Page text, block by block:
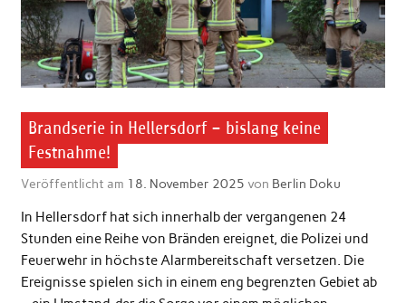
Brandserie in Hellersdorf – bislang keine
Festnahme!
Veröffentlicht am 18. November 2025 von Berlin Doku
In Hellersdorf hat sich innerhalb der vergangenen 24
Stunden eine Reihe von Bränden ereignet, die Polizei und
Feuerwehr in höchste Alarmbereitschaft versetzen. Die
Ereignisse spielen sich in einem eng begrenzten Gebiet ab